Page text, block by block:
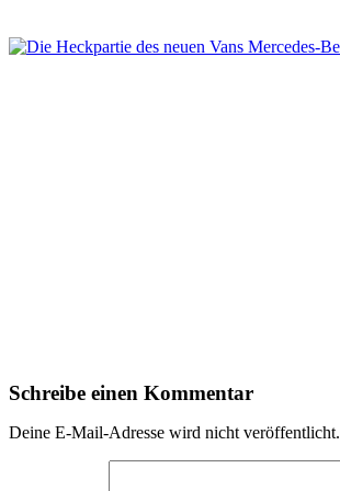
Schreibe einen Kommentar
Deine E-Mail-Adresse wird nicht veröffentlicht.